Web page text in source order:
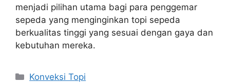
menjadi pilihan utama bagi para penggemar
sepeda yang menginginkan topi sepeda
berkualitas tinggi yang sesuai dengan gaya dan
kebutuhan mereka.
Kategori
Konveksi Topi